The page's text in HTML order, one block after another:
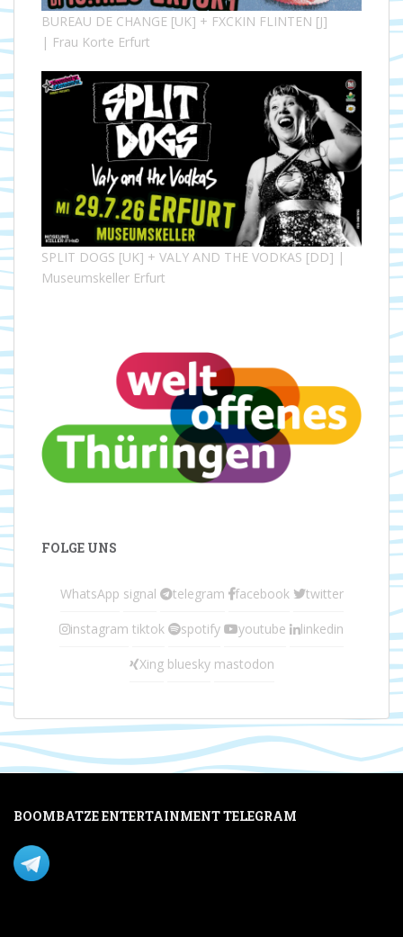
BUREAU DE CHANGE [UK] + FXCKIN FLINTEN [J]
| Frau Korte Erfurt
SPLIT DOGS [UK] + VALY AND THE VODKAS [DD] |
Museumskeller Erfurt
FOLGE UNS
WhatsApp signal telegram facebook twitter
instagram tiktok spotify youtube linkedin
Xing bluesky mastodon
BOOMBATZE ENTERTAINMENT TELEGRAM